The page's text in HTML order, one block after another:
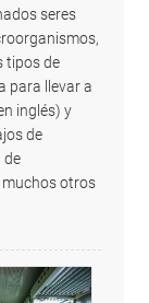
seres
tipos de
para llevar a
inglés) y
de
de
otros